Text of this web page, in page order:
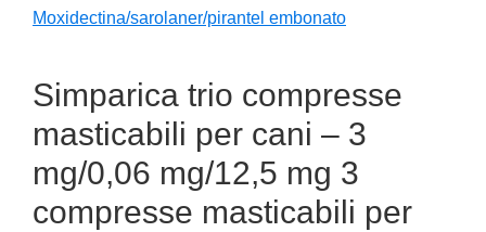
Moxidectina/sarolaner/pirantel embonato
Simparica trio compresse
masticabili per cani – 3
mg/0,06 mg/12,5 mg 3
compresse masticabili per